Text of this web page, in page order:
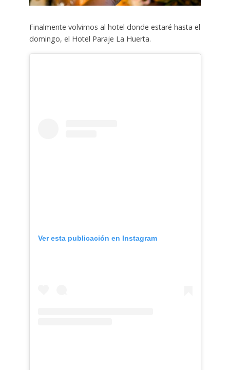
Finalmente volvimos al hotel donde estaré hasta el
domingo, el Hotel Paraje La Huerta.
Ver esta publicación en Instagram